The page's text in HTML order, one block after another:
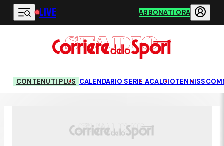
Vai al contenuto principale
LIVE ABBONATI ORA
CONTENUTI PLUS CALENDARIO SERIE ACALCIOTENNIS